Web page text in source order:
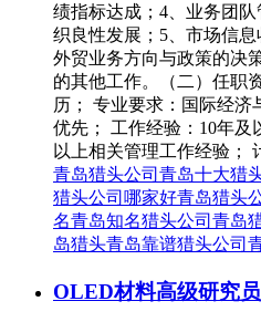
绩指标达成；4、业务团
织良性发展；5、市场信
外贸业务方向与政策的决
的其他工作。（二）任职
历； 专业要求：国际经济
优先； 工作经验：10年及
以上相关管理工作经验；
青岛猎头公司 青岛十大猎
猎头公司哪家好青岛猎头
名青岛知名猎头公司 青岛
岛猎头青岛靠谱猎头公司
OLED材料高级研究员